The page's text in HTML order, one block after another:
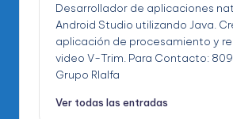
Desarrollador de aplicaciones
Android Studio utilizando Java.
aplicación de procesamiento y
video V-Trim. Para Contacto:
Grupo RIalfa
Ver todas las entradas